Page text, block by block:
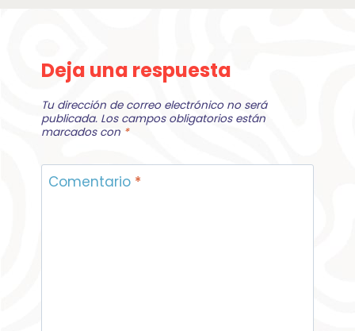
Deja una respuesta
Tu dirección de correo electrónico no será
publicada. Los campos obligatorios están
marcados con *
Comentario *